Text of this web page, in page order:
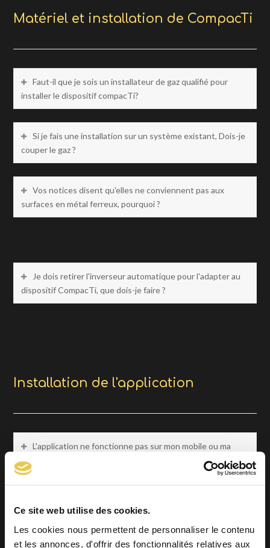
Ce site web utilise des cookies.
Les cookies nous permettent de personnaliser le contenu
et les annonces, d'offrir des fonctionnalités relatives aux
Matériel et installation de CompacTi
Faut-il que je sois un installateur de gaz qualifié pour
installer le dispositif compacTi?
Si je fais une installation sur un système existant, Dois-je
couper le gaz ?
Vos notices disent qu'elles ne conviennent pas aux
surfaces en métal ferreux, pourquoi ?
Je dois retirer l'inverseur automatique pour l'adapter au
dispositif CompacTi, que dois-je faire ?
Installation de l'application
L'application ne fonctionne pas sur mon mobile ou ma
tablette.